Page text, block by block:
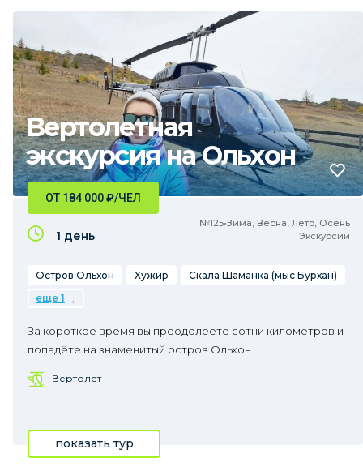
Вертолетная
экскурсия на Ольхон
№125•Зима, Весна, Лето, Осень
Экскурсии
ОТ 184 000₽/ЧЕЛ
1 день
Остров Ольхон Хужир
Скала Шаманка (мыс Бурхан)
еще 1
За короткое время вы преодолеете сотни километров и
попадёте на знаменитый остров Ольхон.
Вертолет
показать тур